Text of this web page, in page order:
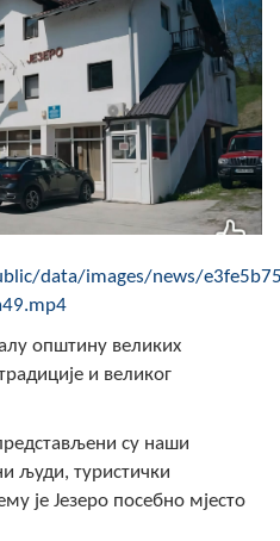
општине језеро
data/images/news/
општину великих
и великог
су наши
људи, туристички
је Језеро посебно мјесто